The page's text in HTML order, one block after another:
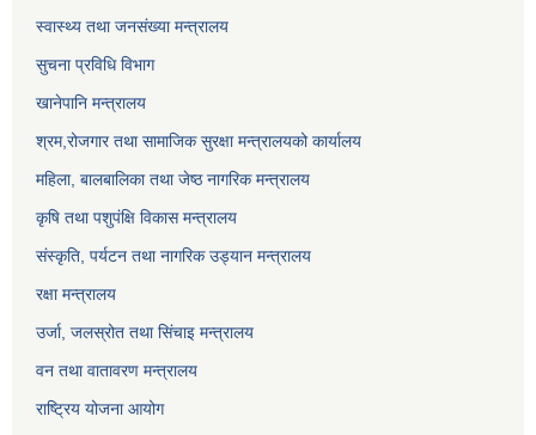
स्वास्थ्य तथा जनसंख्या मन्त्रालय
सुचना प्रविधि विभाग
खानेपानि मन्त्रालय
श्रम,रोजगार तथा सामाजिक सुरक्षा मन्त्रालयको कार्यालय
महिला, बालबालिका तथा जेष्ठ नागरिक मन्त्रालय
कृषि तथा पशुपंक्षि विकास मन्त्रालय
संस्कृति, पर्यटन तथा नागरिक उड्‍यान मन्त्रालय
रक्षा मन्त्रालय
उर्जा, जलस्रोत तथा सिंचाइ मन्त्रालय
वन तथा वातावरण मन्त्रालय
राष्ट्रिय योजना आयोग